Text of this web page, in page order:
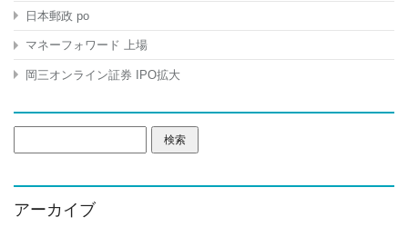
日本郵政 po
マネーフォワード 上場
岡三オンライン証券 IPO拡大
索:
アーカイブ